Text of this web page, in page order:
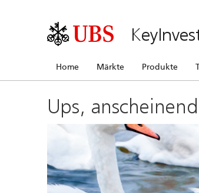
Home Märkte Produkte
Ups,